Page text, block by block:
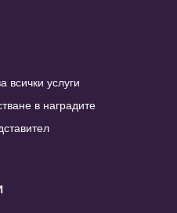
услуги
в наградите